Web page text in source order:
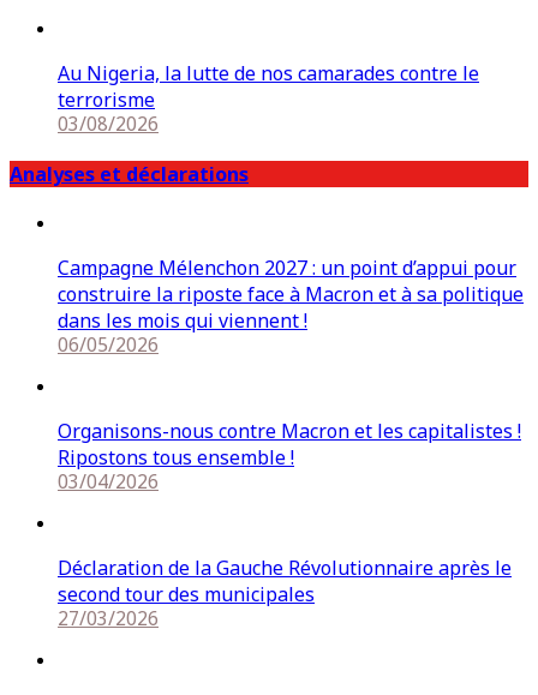
Au Nigeria, la lutte de nos camarades contre le
terrorisme
03/08/2026
Analyses et déclarations
Campagne Mélenchon 2027 : un point d’appui pour
construire la riposte face à Macron et à sa politique
dans les mois qui viennent !
06/05/2026
Organisons-nous contre Macron et les capitalistes !
Ripostons tous ensemble !
03/04/2026
Déclaration de la Gauche Révolutionnaire après le
second tour des municipales
27/03/2026